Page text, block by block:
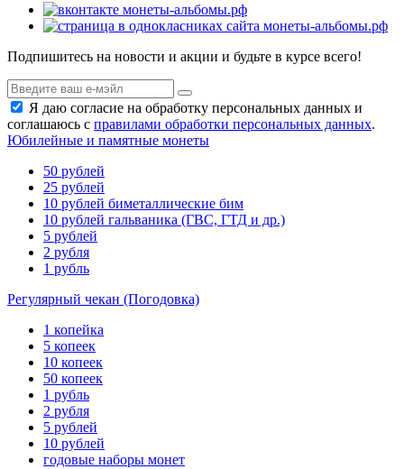
Подпишитесь на новости и акции и будьте в курсе всего!
Я даю согласие на обработку персональных данных и
соглашаюсь с правилами обработки персональных данных.
Юбилейные и памятные монеты
50 рублей
25 рублей
10 рублей биметаллические бим
10 рублей гальваника (ГВС, ГТД и др.)
5 рублей
2 рубля
1 рубль
Регулярный чекан (Погодовка)
1 копейка
5 копеек
10 копеек
50 копеек
1 рубль
2 рубля
5 рублей
10 рублей
годовые наборы монет